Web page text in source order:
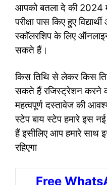
आपको बतला दे की 2024 में
परीक्षा पास किए हुए
स्कॉलरशिप के लिए
सकते हैं।
किस तिथि से लेकर किस
सकते हैं रजिस्ट्रेशन करने
महत्वपूर्ण दस्तावेज की
स्टेप बाय स्टेप हमारे इस
हैं इसीलिए आप हमारे
रहिएगा
Free